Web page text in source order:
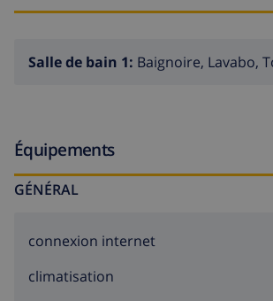
Salle de bain 1: Baignoire, Lavabo,
Équipements
GÉNÉRAL
connexion internet
climatisation